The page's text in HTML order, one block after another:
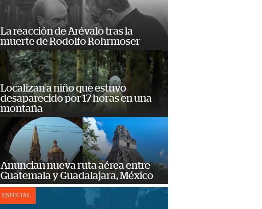
La reacción de Arévalo tras la
muerte de Rodolfo Rohrmoser
Localizan a niño que estuvo
desaparecido por 17 horas en una
montaña
Anuncian nueva ruta aérea entre
Guatemala y Guadalajara, México
ESPECIAL